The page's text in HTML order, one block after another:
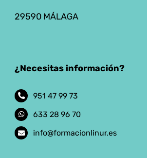
29590 MÁLAGA
¿Necesitas información?
951 47 99 73
633 28 96 70
info@formacionlinur.es